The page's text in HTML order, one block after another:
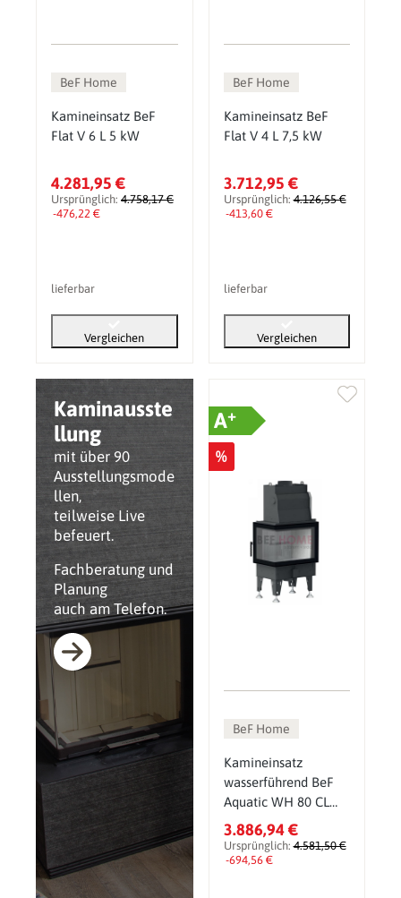
Kaminausste
llung
mit über 90
Ausstellungsmode
llen,
teilweise Live
befeuert.
Fachberatung und
Planung
auch am Telefon.
BeF Home
Kamineinsatz BeF
Flat V 6 L 5 kW
4.281,95 €
Ursprünglich: 4.758,17 €
-476,22 €
lieferbar
Vergleichen
BeF Home
Kamineinsatz BeF
Flat V 4 L 7,5 kW
3.712,95 €
Ursprünglich:4.126,55 €
-413,60 €
lieferbar
Vergleichen
A+
%
BeF Home
Kamineinsatz
wasserführend BeF
Aquatic WH 80 CL
14,5 kW
3.886,94 €
Ursprünglich:4.581,50 €
-694,56 €